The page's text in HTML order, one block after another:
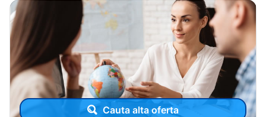
Cauta alta oferta